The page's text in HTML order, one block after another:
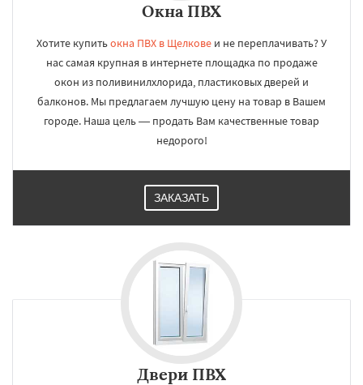
Окна ПВХ
Хотите купитьокна ПВХ в Щелкове и не переплачивать? У
нас самая крупная в интернете площадка по продаже
окон из поливинилхлорида, пластиковых дверей и
балконов. Мы предлагаем лучшую цену на товар в Вашем
городе. Наша цель — продать Вам качественные товар
недорого!
ЗАКАЗАТЬ
Двери ПВХ